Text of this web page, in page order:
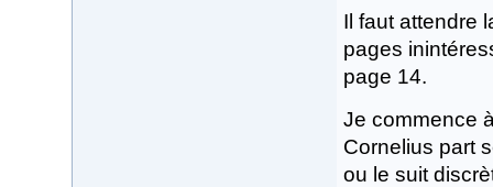
Il faut attendre
pages
page 14.
Je commence
Cornelius part
ou le suit